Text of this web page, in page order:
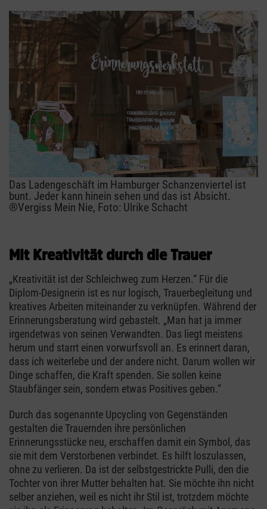
Das Ladengeschäft im Hamburger Schanzenviertel ist
bunt. Jeder kann hinein sehen und das ist Absicht.
®Vergiss Mein Nie, Foto: Ulrike Schacht
Mit Kreativität durch die Trauer
„Kreativität ist der Schleichweg zum Herzen.“ Für die
Diplom-Designerin ist es nur logisch, Trauerbegleitung und
kreatives Arbeiten miteinander zu verknüpfen. Während der
Erinnerungsberatung wird gebastelt. „Man hat ja immer
irgendetwas von seinen Verwandten. Das liegt meistens
herum und starrt einen vorwurfsvoll an. Es erinnert daran,
dass ich weiterlebe und der andere nicht. Darum wollen wir
Dinge schaffen, die Kraft spenden. Sie sollen keine
Staubfänger sein, sondern etwas Positives geben.“
Durch das sogenannte Upcycling von Gegenständen
gestalten die Trauernden ihre persönlichen
Erinnerungsstücke neu, erschaffen damit ein Symbol, das
sie mit dem Verstorbenen verbindet. Es hilft loszulassen,
ohne zu verlieren. Da ist der selbstgestrickte Pulli, den die
Tochter von ihrer Mutter behalten hat. Sie möchte ihn nicht
selber anziehen, weil es nicht ihr Stil ist, trotzdem möchte